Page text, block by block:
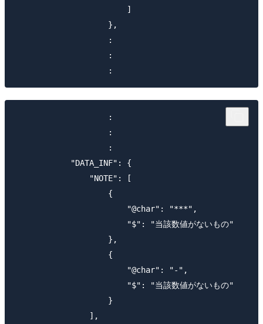
                        ]
                    },
                    :
                    :
                    :
                    :
                    :
            "DATA_INF": {
                "NOTE": [
                    {
                        "@char": "***",
                        "$": "当該数値がないもの"
                    },
                    {
                        "@char": "-",
                        "$": "当該数値がないもの"
                    }
                ],